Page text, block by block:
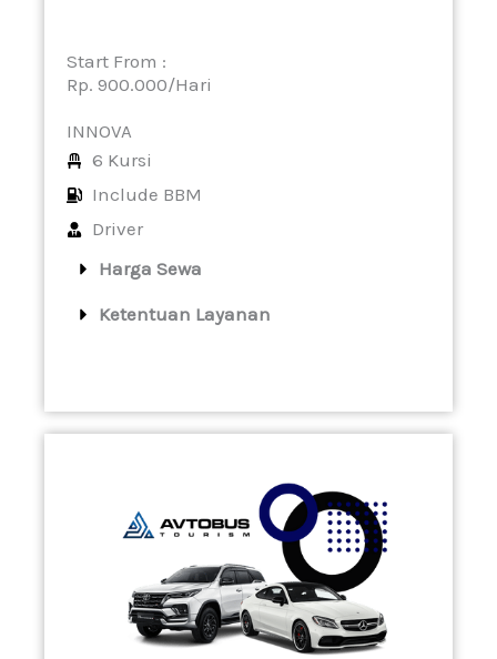
Start From :
Rp. 900.000/Hari
INNOVA
6 Kursi
Include BBM
Driver
Harga Sewa
Ketentuan Layanan